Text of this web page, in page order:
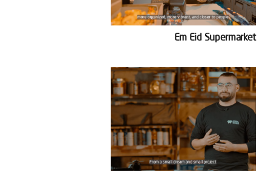
Em Eid Supermarket